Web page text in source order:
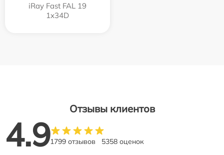
iRay Fast FAL 19
1x34D
Отзывы клиентов
4.91799 отзывов 5358 оценок